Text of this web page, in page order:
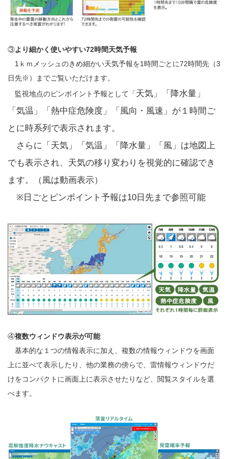
③より細かく使いやすい72時間天気予報
1ｋｍメッシュのきめ細かい天気予報を1時間ごとに72時間先（3
日先※）までご覧いただけます。
監視地点のピンポイント予報として「天気」「降水量」
「気温」「熱中症危険度」「風向・風速」が１時間ご
とに時系列で表示されます。
さらに「天気」「気温」「降水量」「風」は地図上
でも表示され、天気の移り変わりを視覚的に確認でき
ます。（風は動画表示）
※日ごとピンポイント予報は10日先まで参照可能
④複数ウィンドウ表示が可能
基本的な１つの情報表示に加え、複数の情報ウィンドウを画面
上に並べて表示したり、他の業務の傍らで、雷情報ウィンドウだ
けをコンパクトに画面上に表示させたりなど、閲覧スタイルを選
べます。